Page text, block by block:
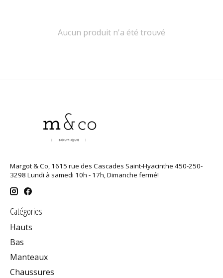
Aucun produit n'a été trouvé
Margot & Co, 1615 rue des Cascades Saint-Hyacinthe 450-250-
3298 Lundi à samedi 10h - 17h, Dimanche fermé!
Catégories
Hauts
Bas
Manteaux
Chaussures